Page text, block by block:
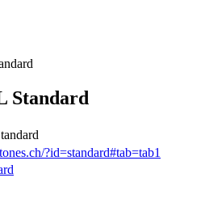
Standard
?id=standard#tab=tab1